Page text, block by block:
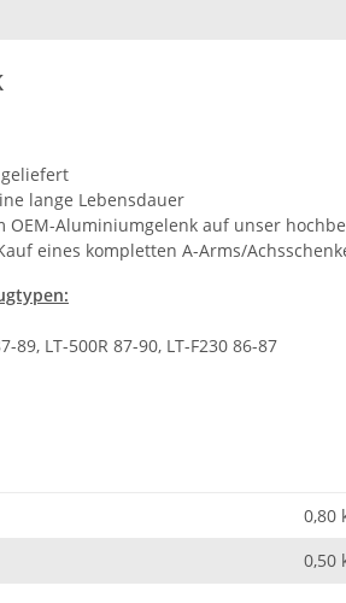
lange Lebensdauer
Aluminiumgelenk auf unser
eines kompletten A-Arms/
89, LT-500R 87-90, LT-F230 86-87
0,80
0,50